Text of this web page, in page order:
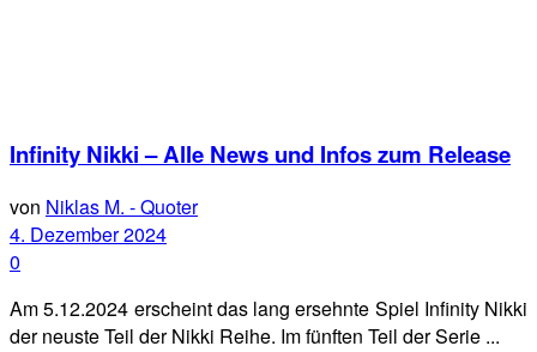
Infinity Nikki – Alle News und Infos zum Release
von Niklas M. - Quoter
4. Dezember 2024
0
Am 5.12.2024 erscheint das lang ersehnte Spiel Infinity Nikki
der neuste Teil der Nikki Reihe. Im fünften Teil der Serie ...